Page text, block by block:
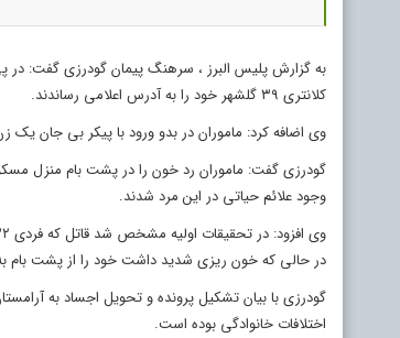
به گزارش پلیس البرز ، سرهنگ پیمان گودرزی گفت: در
کلانتری ۳۹ گلشهر خود را به آدرس اعلامی رساندند.
وی اضافه کرد: ماموران در بدو ورود با پیکر بی جان یک زن ۳۱ ساله مواجه شده و متوجه رد خون تا پشت بام این منزل مسکونی
گودرزی گفت: ماموران رد خون را در پشت بام منزل
وجود علائم حیاتی در این مرد شدند.
در حالی که خون ریزی شدید داشت خود را از پشت بام
گودرزی با بیان تشکیل پرونده و تحویل اجساد به
اختلافات خانوادگی بوده است.